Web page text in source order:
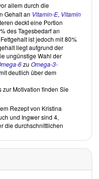
vegan und fast
WieKristina Unterweger
eine sehr lange
4-9 Zutaten aus. Die
sehr gängig und
so ist dieses Buch sehr
,Gefüllte
Gängigeres wie
nicht im Besitz eines
42° Celsius erhitzen,
man solle Zutaten im
Rohköstler als auch
Für feierliche Anlässe
zubereiteten Gerichten,
keine Partei und bringt
allem durch die
Gehalt an Vitamin-E, Vitamin
deckt eine Portion
des Tagesbedarf an
ist jedoch mit 80%
liegt aufgrund der
ungünstige Wahl der
6zu Omega-3-
deutlich über dem
zur Motivation finden Sie
Rezept von Kristina
und Ingwer sind 4,
die durchschnittlichen